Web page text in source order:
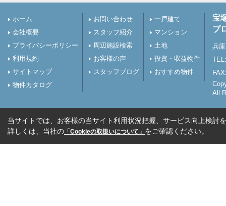
ホーム
会社概要
プライバシーポリシー
利用規約
サイトマップ
物件カタログ
お問い合わせ
スタッフ紹介
周辺施設検索
お客様の声
スタッフブログ
一戸建て
マンション
土地
投資・収益物件
おすすめ物件
宝
プ
兵
All
当サイトでは、お客様の当サイト利用状況把握、サービス向上検討
詳しくは、当社の 「Cookieの取扱いについて」 をご確認ください。